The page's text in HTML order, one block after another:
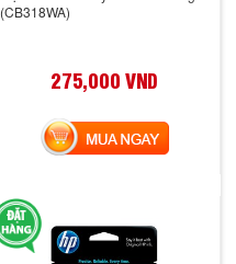
(CB318WA)
275,000 VND
MUA NGAY